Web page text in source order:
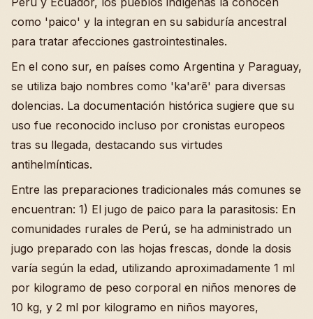
como 'paico' y la integran en su sabiduría ancestral
para tratar afecciones gastrointestinales.
En el cono sur, en países como Argentina y Paraguay,
se utiliza bajo nombres como 'ka'arẽ' para diversas
dolencias. La documentación histórica sugiere que su
uso fue reconocido incluso por cronistas europeos
tras su llegada, destacando sus virtudes
antihelmínticas.
Entre las preparaciones tradicionales más comunes se
encuentran: 1) El jugo de paico para la parasitosis: En
comunidades rurales de Perú, se ha administrado un
jugo preparado con las hojas frescas, donde la dosis
varía según la edad, utilizando aproximadamente 1 ml
por kilogramo de peso corporal en niños menores de
10 kg, y 2 ml por kilogramo en niños mayores,